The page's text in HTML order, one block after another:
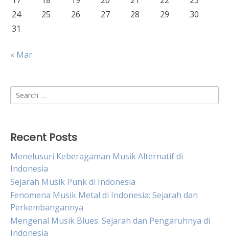
24
25 26 27 28 29
30
31
« Mar
Search
for:
Recent Posts
Menelusuri Keberagaman Musik Alternatif di
Indonesia
Sejarah Musik Punk di Indonesia
Fenomena Musik Metal di Indonesia: Sejarah dan
Perkembangannya
Mengenal Musik Blues: Sejarah dan Pengaruhnya di
Indonesia